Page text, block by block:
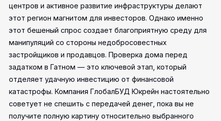
центров и активное развитие инфраструктуры делают
этот регион магнитом для инвесторов. Однако именно
этот бешеный спрос создает благоприятную среду для
манипуляций со стороны недобросовестных
застройщиков и продавцов. Проверка дома перед
задатком в Гатном — это ключевой этап, который
отделяет удачную инвестицию от финансовой
катастрофы. Компания ГлобалБУД Юкрейн настоятельно
советует не спешить с передачей денег, пока вы не
получите полную картину относительно выбранного